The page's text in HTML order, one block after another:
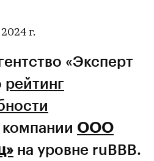
г.
«Эксперт
рейтинг
ООО
на уровне ruBBB.